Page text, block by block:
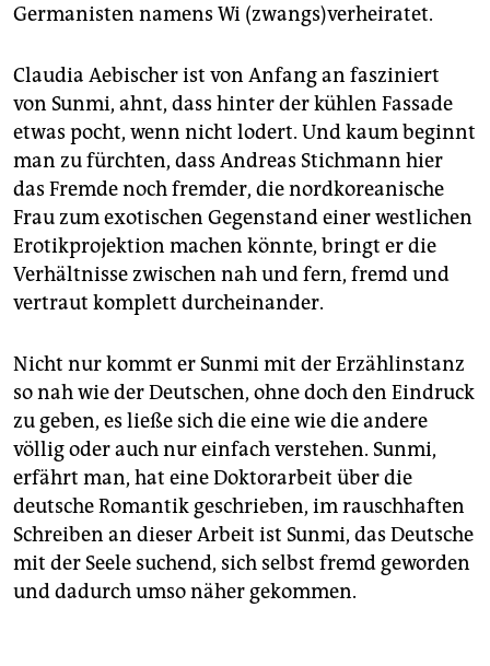
Germanisten namens Wi (zwangs)verheiratet.
Claudia Aebischer ist von Anfang an fasziniert
von Sunmi, ahnt, dass hinter der kühlen Fassade
etwas pocht, wenn nicht lodert. Und kaum beginnt
man zu fürchten, dass Andreas Stichmann hier
das Fremde noch fremder, die nordkoreanische
Frau zum exotischen Gegenstand einer westlichen
Erotikprojektion machen könnte, bringt er die
Verhältnisse zwischen nah und fern, fremd und
vertraut komplett durcheinander.
Nicht nur kommt er Sunmi mit der Erzählinstanz
so nah wie der Deutschen, ohne doch den Eindruck
zu geben, es ließe sich die eine wie die andere
völlig oder auch nur einfach verstehen. Sunmi,
erfährt man, hat eine Doktorarbeit über die
deutsche Ro­mantik geschrieben, im rauschhaften
Schreiben an dieser Arbeit ist Sunmi, das Deutsche
mit der Seele suchend, sich selbst fremd geworden
und dadurch umso näher gekommen.